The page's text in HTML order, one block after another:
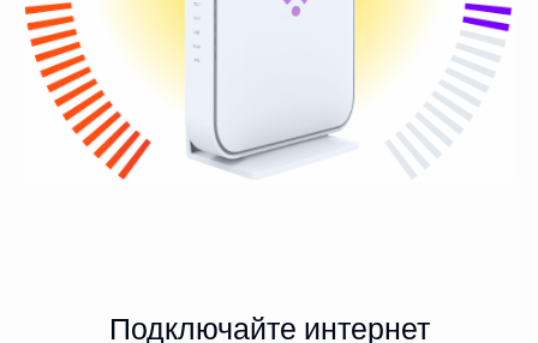
Подключайте интернет